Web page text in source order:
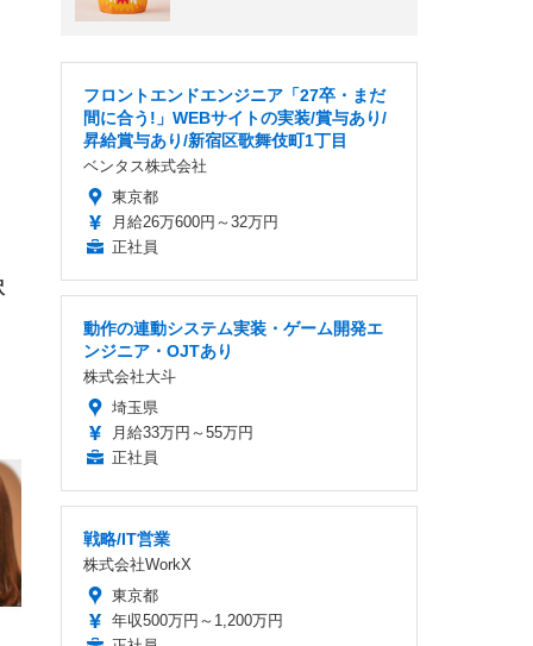
】
)
フロントエンドエンジニア「27卒・まだ
間に合う!」WEBサイトの実装/賞与あり/
昇給賞与あり/新宿区歌舞伎町1丁目
ベンタス株式会社
東京都
月給26万600円～32万円
正社員
動作の連動システム実装・ゲーム開発エ
ンジニア・OJTあり
株式会社大斗
埼玉県
月給33万円～55万円
正社員
戦略/IT営業
株式会社WorkX
東京都
年収500万円～1,200万円